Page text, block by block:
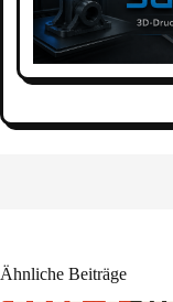
Ähnliche Beiträge